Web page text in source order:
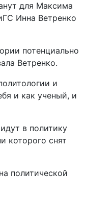
для Максима
Инна Ветренко
потенциально
Ветренко.
и
и как ученый, и
в политику
которого снят
политической